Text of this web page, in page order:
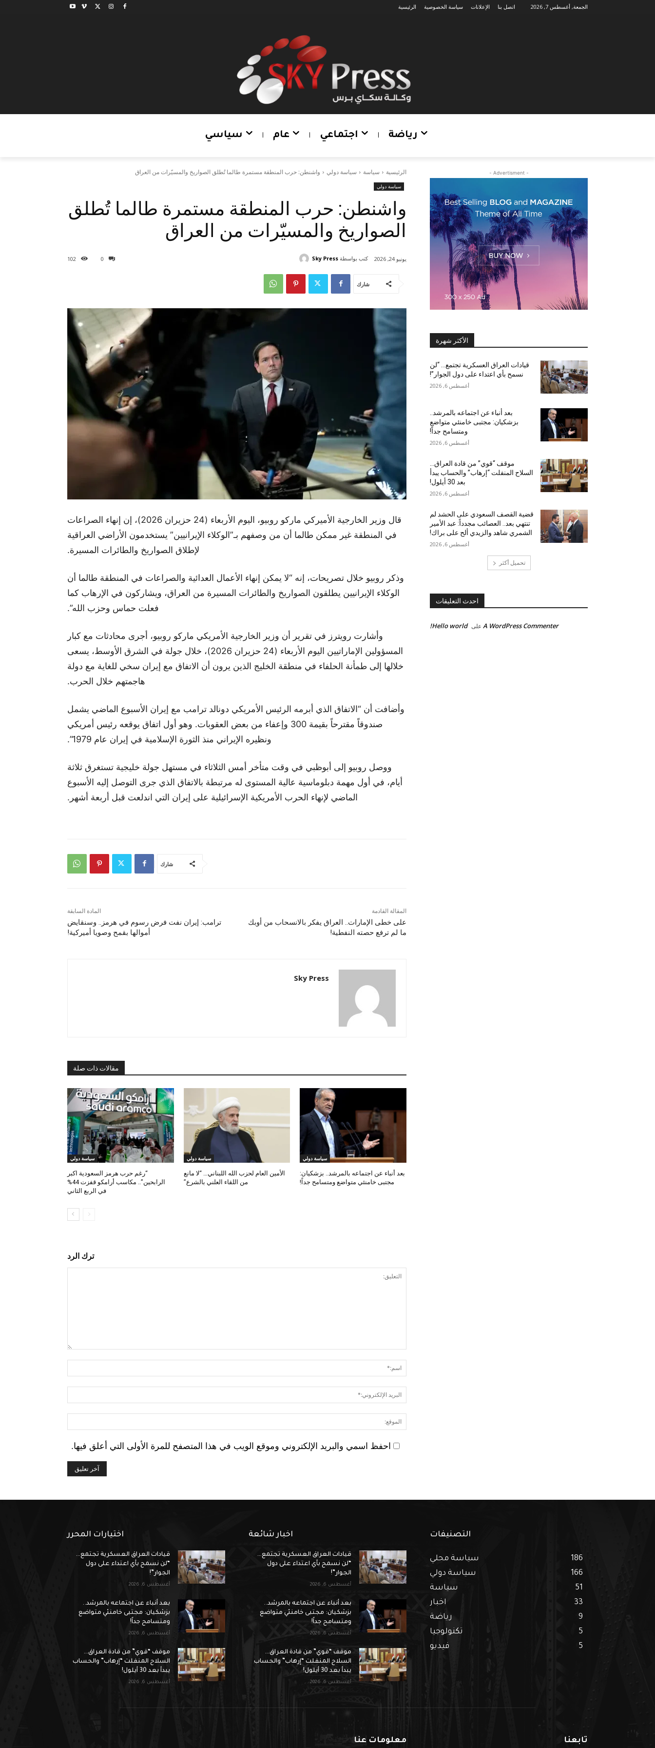
الجمعة, أغسطس 7, 2026 الرئيسية سياسة الخصوصية الإعلانات اتصل بنا
رياضة اجتماعي عام سياسي
الرئيسية سياسة سياسة دولي واشنطن: حرب المنطقة مستمرة طالما تُطلق الصواريخ والمسيّرات من العراق
سياسة دولي
واشنطن: حرب المنطقة مستمرة طالما تُطلق
الصواريخ والمسيّرات من العراق
0
102 يونيو 24, 2026 كتب بواسطة Sky Press
شارك
قال وزير الخارجية الأميركي ماركو روبيو، اليوم الأربعاء (24 حزيران 2026)، إن إنهاء الصراعات
في المنطقة غير ممكن طالما أن من وصفهم بـ”الوكلاء الإيرانيين” يستخدمون الأراضي العراقية
لإطلاق الصواريخ والطائرات المسيرة.
وذكر روبيو خلال تصريحات، إنه “لا يمكن إنهاء الأعمال العدائية والصراعات في المنطقة طالما أن
الوكلاء الإيرانيين يطلقون الصواريخ والطائرات المسيرة من العراق، ويشاركون في الإرهاب كما
فعلت حماس وحزب الله”.
وأشارت رويترز في تقرير أن وزير الخارجية الأمريكي ماركو روبيو، أجرى محادثات مع كبار
المسؤولين الإماراتيين اليوم الأربعاء (24 حزيران 2026)، خلال جولة في الشرق الأوسط، يسعى
خلالها إلى طمأنة الحلفاء ‌في منطقة الخليج الذين يرون أن الاتفاق مع إيران سخي للغاية مع دولة
هاجمتهم خلال الحرب.
وأضافت أن “الاتفاق الذي أبرمه الرئيس الأمريكي دونالد ترامب مع إيران الأسبوع الماضي يشمل
صندوقاً مقترحاً بقيمة 300 وإعفاء من بعض العقوبات. وهو أول اتفاق يوقعه رئيس أمريكي
ونظيره الإيراني منذ الثورة الإسلامية في إيران عام 1979”.
ووصل روبيو إلى أبوظبي في وقت متأخر أمس الثلاثاء في مستهل جولة خليجية تستغرق ثلاثة
أيام، في أول مهمة دبلوماسية عالية المستوى له مرتبطة ​بالاتفاق الذي جرى التوصل إليه الأسبوع
الماضي لإنهاء الحرب الأمريكية الإسرائيلية على إيران التي اندلعت قبل أربعة أشهر.
شارك
المادة السابقة
ترامب: إيران نفت فرض رسوم في هرمز.. وسنقايض
أموالها بقمح وصويا أميركية!
المقالة القادمة
على خطى الإمارات.. العراق يفكر بالانسحاب من أوبك
ما لم ترفع حصته النفطية!
Sky Press
مقالات ذات صلة
سياسة دولي
بعد أنباء عن اجتماعه بالمرشد.. بزشكيان:
مجتبى خامنئي متواضع ومتسامح جداً!
سياسة دولي
الأمين العام لحزب الله اللبناني… “لا مانع
من اللقاء العلني بالشرع”
سياسة دولي
“رغم حرب هرمز السعودية اكبر
الرابحين”.. مكاسب أرامكو قفزت 44%
في الربع الثاني
ترك الرد
الإلكتروني:*
احفظ اسمي والبريد الإلكتروني وموقع الويب في هذا المتصفح للمرة الأولى التي أعلق فيها.
- Advertisment -
الأكثر شهرة
قيادات العراق العسكرية تجتمع… “لن
نسمح بأي اعتداء على دول الجوار”!
أغسطس 6, 2026
بعد أنباء عن اجتماعه بالمرشد..
بزشكيان: مجتبى خامنئي متواضع
ومتسامح جداً!
أغسطس 6, 2026
موقف “قوي” من قادة العراق…
السلاح المنفلت “إرهاب” والحساب يبدأ
بعد 30 أيلول!
أغسطس 6, 2026
قضية القصف السعودي على الحشد لم
تنتهي بعد.. العصائب مجدداً: عبد الأمير
الشمري شاهد والزيدي ألح على براك!
أغسطس 6, 2026
تحميل أكثر
احدث التعليقات
A WordPress Commenter على Hello world!
اختيارات المحرر
قيادات العراق العسكرية تجتمع…
“لن نسمح بأي اعتداء على دول
الجوار”!
أغسطس 6, 2026
بعد أنباء عن اجتماعه بالمرشد..
بزشكيان: مجتبى خامنئي متواضع
ومتسامح جداً!
أغسطس 6, 2026
موقف “قوي” من قادة العراق…
السلاح المنفلت “إرهاب” والحساب
يبدأ بعد 30 أيلول!
أغسطس 6, 2026
اخبار شائعة
قيادات العراق العسكرية تجتمع…
“لن نسمح بأي اعتداء على دول
الجوار”!
أغسطس 6, 2026
بعد أنباء عن اجتماعه بالمرشد..
بزشكيان: مجتبى خامنئي متواضع
ومتسامح جداً!
أغسطس 6, 2026
موقف “قوي” من قادة العراق…
السلاح المنفلت “إرهاب” والحساب
يبدأ بعد 30 أيلول!
أغسطس 6, 2026
التصنيفات
سياسة محلي
186
سياسة دولي
166
سياسة
51
اخبار
33
رياضة
9
تكنولوجيا
5
فيديو
5
معلومات عنا تابعنا